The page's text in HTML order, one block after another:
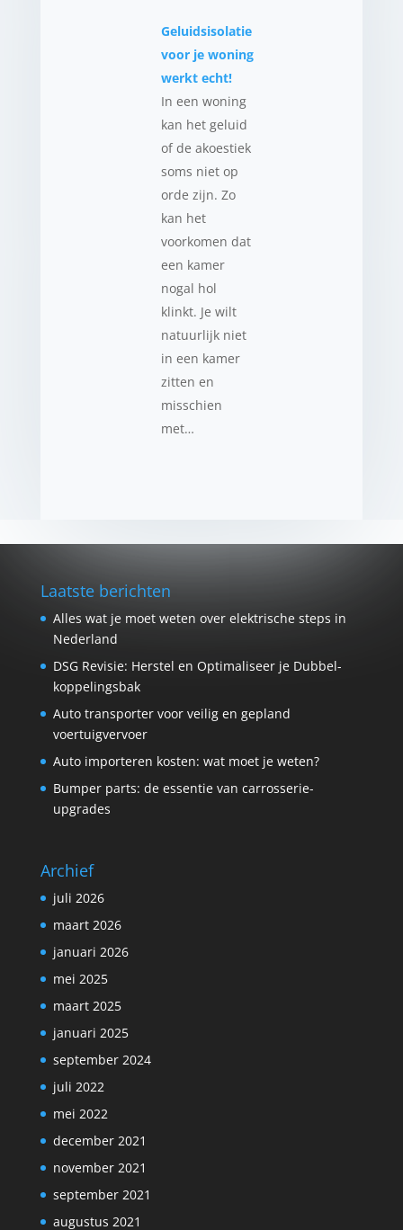
Geluidsisolatie
voor je woning
werkt echt!
In een woning
kan het geluid
of de akoestiek
soms niet op
orde zijn. Zo
kan het
voorkomen dat
een kamer
nogal hol
klinkt. Je wilt
natuurlijk niet
in een kamer
zitten en
misschien
met…
Laatste berichten
Alles wat je moet weten over elektrische steps in
Nederland
DSG Revisie: Herstel en Optimaliseer je Dubbel­
koppelings­bak
Auto transporter voor veilig en gepland
voertuigvervoer
Auto importeren kosten: wat moet je weten?
Bumper parts: de essentie van carrosserie-
upgrades
Archief
juli 2026
maart 2026
januari 2026
mei 2025
maart 2025
januari 2025
september 2024
juli 2022
mei 2022
december 2021
november 2021
september 2021
augustus 2021